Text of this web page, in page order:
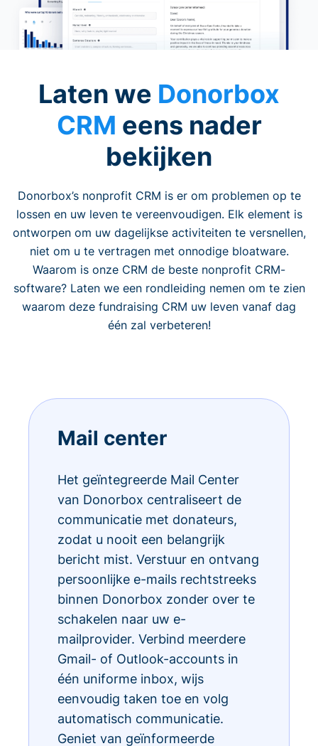
Laten we Donorbox
CRM eens nader
bekijken
Donorbox’s nonprofit CRM is er om problemen op te
lossen en uw leven te vereenvoudigen. Elk element is
ontworpen om uw dagelijkse activiteiten te versnellen,
niet om u te vertragen met onnodige bloatware.
Waarom is onze CRM de beste nonprofit CRM-
software? Laten we een rondleiding nemen om te zien
waarom deze fundraising CRM uw leven vanaf dag
één zal verbeteren!
Mail center
Het geïntegreerde Mail Center
van Donorbox centraliseert de
communicatie met donateurs,
zodat u nooit een belangrijk
bericht mist. Verstuur en ontvang
persoonlijke e-mails rechtstreeks
binnen Donorbox zonder over te
schakelen naar uw e-
mailprovider. Verbind meerdere
Gmail- of Outlook-accounts in
één uniforme inbox, wijs
eenvoudig taken toe en volg
automatisch communicatie.
Geniet van geïnformeerde